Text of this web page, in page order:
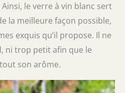
le verre à vin blanc sert
la meilleure façon possible,
exquis qu’il propose. Il ne
ni trop petit afin que le
son arôme.